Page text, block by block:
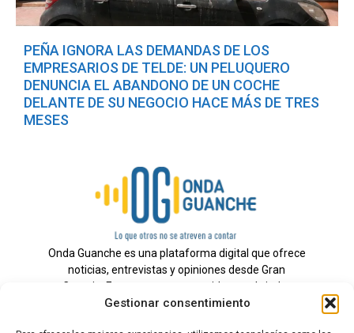
Gestionar consentimiento
PEÑA IGNORA LAS DEMANDAS DE LOS
EMPRESARIOS DE TELDE: UN PELUQUERO
DENUNCIA EL ABANDONO DE UN COCHE
DELANTE DE SU NEGOCIO HACE MÁS DE TRES
MESES
Onda Guanche es una plataforma digital que ofrece
noticias, entrevistas y opiniones desde Gran
Canaria. Estamos comprometidos con brindar
información veraz y un periodismo independiente a